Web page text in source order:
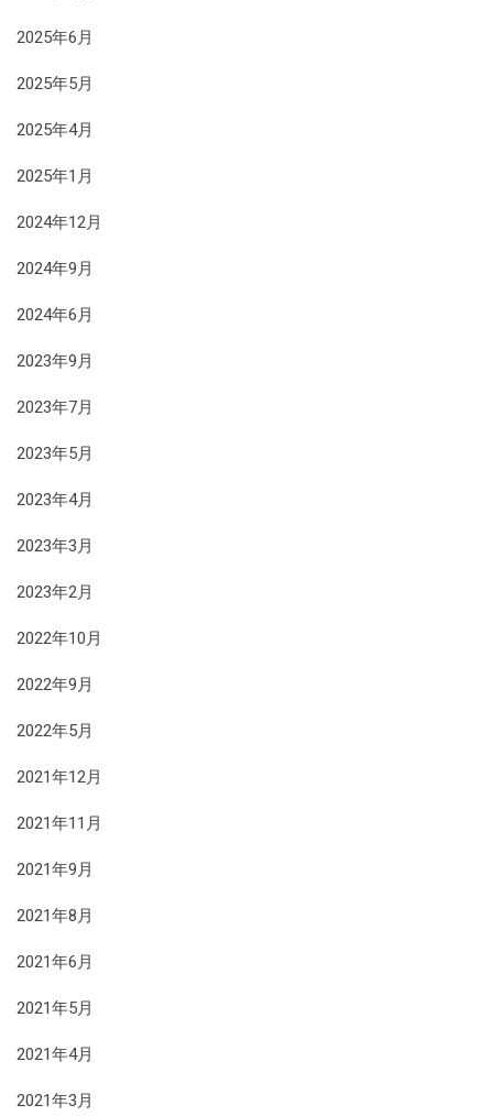
2025年6月
2025年5月
2025年4月
2025年1月
2024年12月
2024年9月
2024年6月
2023年9月
2023年7月
2023年5月
2023年4月
2023年3月
2023年2月
2022年10月
2022年9月
2022年5月
2021年12月
2021年11月
2021年9月
2021年8月
2021年6月
2021年5月
2021年4月
2021年3月